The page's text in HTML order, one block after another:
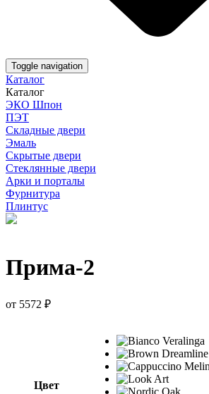
Toggle navigation
Каталог
Каталог
ЭКО Шпон
ПЭТ
Складные двери
Эмаль
Скрытые двери
Стеклянные двери
Арки и порталы
Фурнитура
Плинтус
Прима-2
от 5572 ₽
Цвет